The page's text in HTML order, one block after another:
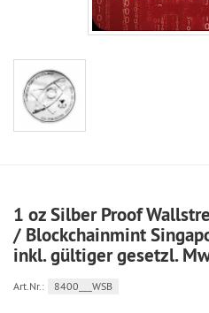
1 oz Silber Proof
/ Blockchainmint
inkl. gültiger gesetzl.
Art.Nr.: 8400___WSB